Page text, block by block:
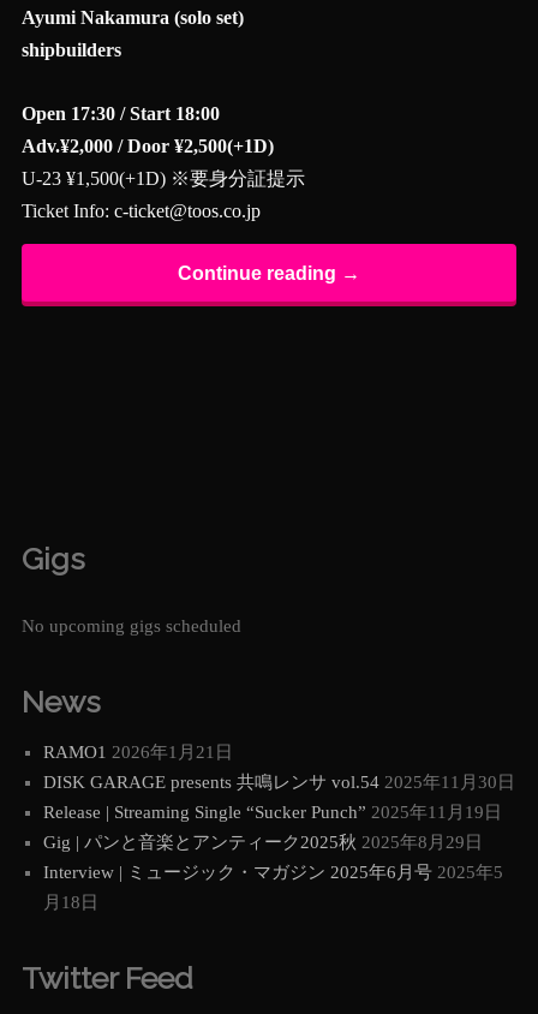
Ayumi Nakamura (solo set)
shipbuilders
Open 17:30 / Start 18:00
Adv.¥2,000 / Door ¥2,500(+1D)
U-23 ¥1,500(+1D) ※要身分証提示
Ticket Info: c-ticket@toos.co.jp
Continue reading →
Gigs
No upcoming gigs scheduled
News
RAMO1 2026年1月21日
DISK GARAGE presents 共鳴レンサ vol.54 2025年11月30日
Release | Streaming Single “Sucker Punch” 2025年11月19日
Gig | パンと音楽とアンティーク2025秋 2025年8月29日
Interview | ミュージック・マガジン 2025年6月号 2025年5
月18日
Twitter Feed